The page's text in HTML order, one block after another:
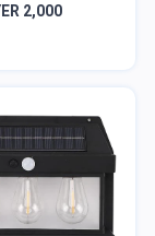
2,000